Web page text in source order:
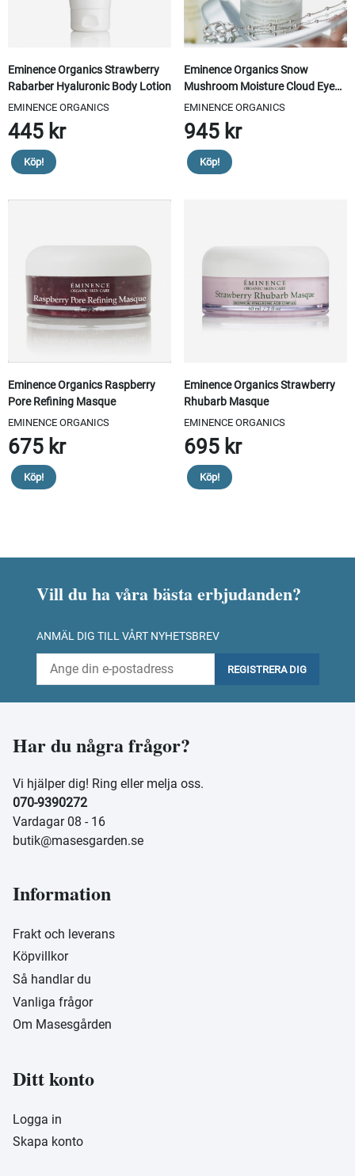
Eminence Organics Strawberry
Rabarber Hyaluronic Body Lotion
EMINENCE ORGANICS
445 kr
Köp!
Eminence Organics Snow
Mushroom Moisture Cloud Eye
Cream
EMINENCE ORGANICS
945 kr
Köp!
Eminence Organics Raspberry
Pore Refining Masque
EMINENCE ORGANICS
675 kr
Köp!
Eminence Organics Strawberry
Rhubarb Masque
EMINENCE ORGANICS
695 kr
Köp!
Vill du ha våra bästa erbjudanden?
ANMÄL DIG TILL VÅRT NYHETSBREV
REGISTRERA DIG
Har du några frågor?
Vi hjälper dig! Ring eller melja oss.
070-9390272
Vardagar 08 - 16
butik@masesgarden.se
Information
Frakt och leverans
Köpvillkor
Så handlar du
Vanliga frågor
Om Masesgården
Ditt konto
Logga in
Skapa konto